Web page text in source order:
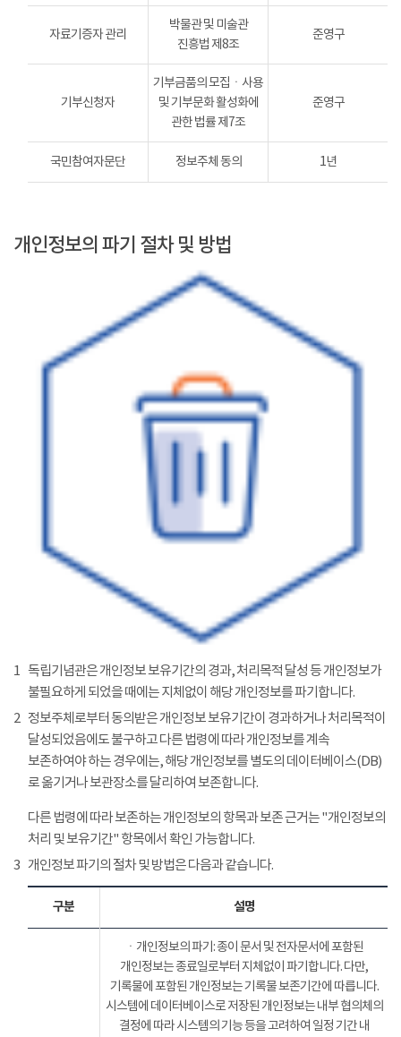
자료기증자 관리
박물관 및 미술관
진흥법 제8조
준영구
기부신청자
기부금품의 모집ㆍ사용
및 기부문화 활성화에
관한 법률 제7조
준영구
국민참여자문단 정보주체 동의 1년
개인정보의 파기 절차 및 방법
1 독립기념관은 개인정보 보유기간의 경과, 처리목적 달성 등 개인정보가
불필요하게 되었을 때에는 지체없이 해당 개인정보를 파기합니다.
2 정보주체로부터 동의받은 개인정보 보유기간이 경과하거나 처리목적이
달성되었음에도 불구하고 다른 법령에 따라 개인정보를 계속
보존하여야 하는 경우에는, 해당 개인정보를 별도의 데이터베이스(DB)
로 옮기거나 보관장소를 달리하여 보존합니다.
다른 법령에 따라 보존하는 개인정보의 항목과 보존 근거는 "개인정보의
처리 및 보유기간" 항목에서 확인 가능합니다.
3 개인정보 파기의 절차 및 방법은 다음과 같습니다.
구분 설명
ㆍ개인정보의 파기: 종이 문서 및 전자문서에 포함된
개인정보는 종료일로부터 지체없이 파기합니다. 다만,
기록물에 포함된 개인정보는 기록물 보존기간에 따릅니다.
시스템에 데이터베이스로 저장된 개인정보는 내부 협의체의
결정에 따라 시스템의 기능 등을 고려하여 일정 기간 내